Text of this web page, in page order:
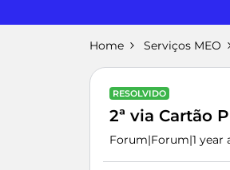
Home Serviços MEO
RESOLVIDO
2ª via Cartão
Forum|Forum|1 year